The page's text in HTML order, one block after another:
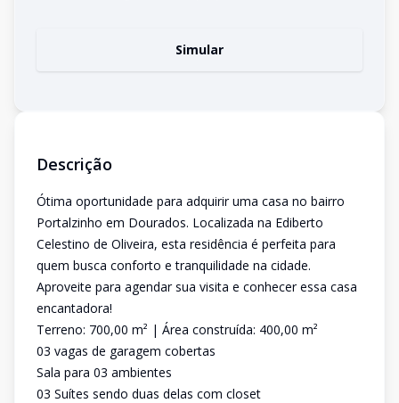
Simular
Descrição
Ótima oportunidade para adquirir uma casa no bairro
Portalzinho em Dourados. Localizada na Ediberto
Celestino de Oliveira, esta residência é perfeita para
quem busca conforto e tranquilidade na cidade.
Aproveite para agendar sua visita e conhecer essa casa
encantadora!
Terreno: 700,00 m² | Área construída: 400,00 m²
03 vagas de garagem cobertas
Sala para 03 ambientes
03 Suítes sendo duas delas com closet